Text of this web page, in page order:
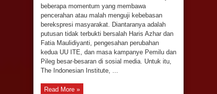
beberapa momentum yang membawa
pencerahan atau malah menguji kebebasan
berekspresi masyarakat. Diantaranya adalah
putusan tidak terbukti bersalah Haris Azhar dan
Fatia Maulidiyanti, pengesahan perubahan
kedua UU ITE, dan masa kampanye Pemilu dan
Pileg besar-besaran di sosial media. Untuk itu,
The Indonesian Institute, ...
Read More »